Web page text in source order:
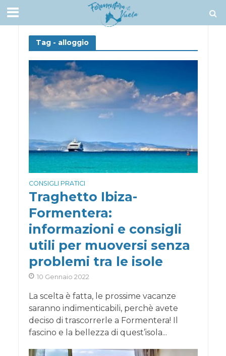
Tag - alloggio
CONSIGLI PRATICI
Traghetto Ibiza-
Formentera:
informazioni e consigli
utili per muoversi senza
problemi tra le isole
10 Gennaio 2022
La scelta è fatta, le prossime vacanze
saranno indimenticabili, perchè avete
deciso di trascorrerle a Formentera! Il
fascino e la bellezza di quest’isola...